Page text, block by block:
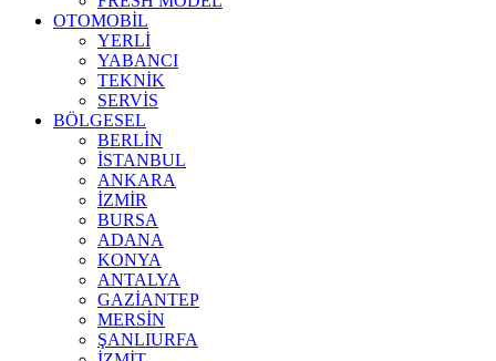
OTOMOBİL
YERLİ
YABANCI
TEKNİK
SERVİS
BÖLGESEL
BERLİN
İSTANBUL
ANKARA
İZMİR
BURSA
ADANA
KONYA
ANTALYA
GAZİANTEP
MERSİN
ŞANLIURFA